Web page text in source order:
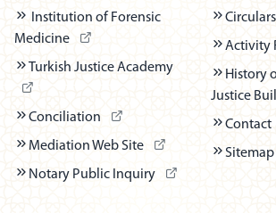
Institution of Forensic
Medicine
(Dış bağlantı - Yeni sekmede açılır)
Turkish Justice Academy(Dış bağlantı -
Conciliation (Dış bağlantı - Yeni sekmede
Mediation Web Site (Dış bağlantı - Yeni
Notary Public Inquiry (Dış bağlantı - Yeni
Circulars
Activity
History
Justice
Contact
Sitemap